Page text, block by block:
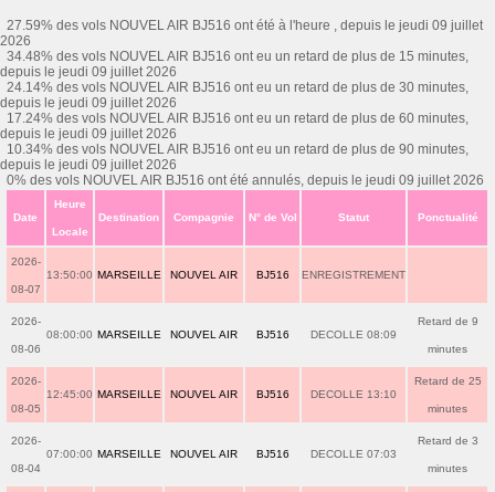
27.59% des vols NOUVEL AIR BJ516 ont été à l'heure , depuis le jeudi 09 juillet
2026
34.48% des vols NOUVEL AIR BJ516 ont eu un retard de plus de 15 minutes,
depuis le jeudi 09 juillet 2026
24.14% des vols NOUVEL AIR BJ516 ont eu un retard de plus de 30 minutes,
depuis le jeudi 09 juillet 2026
17.24% des vols NOUVEL AIR BJ516 ont eu un retard de plus de 60 minutes,
depuis le jeudi 09 juillet 2026
10.34% des vols NOUVEL AIR BJ516 ont eu un retard de plus de 90 minutes,
depuis le jeudi 09 juillet 2026
0% des vols NOUVEL AIR BJ516 ont été annulés, depuis le jeudi 09 juillet 2026
Date
Heure
Locale
Destination Compagnie N° de Vol Statut Ponctualité
2026-
08-07
13:50:00 MARSEILLE NOUVEL AIR BJ516 ENREGISTREMENT
2026-
08-06
08:00:00 MARSEILLE NOUVEL AIR BJ516 DECOLLE 08:09
Retard de 9
minutes
2026-
08-05
12:45:00 MARSEILLE NOUVEL AIR BJ516 DECOLLE 13:10
Retard de 25
minutes
2026-
08-04
07:00:00 MARSEILLE NOUVEL AIR BJ516 DECOLLE 07:03
Retard de 3
minutes